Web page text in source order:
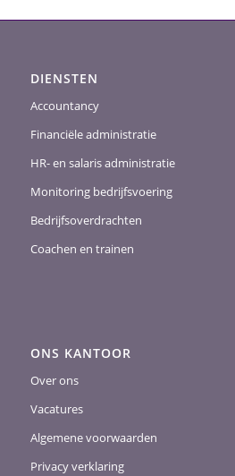
DIENSTEN
Accountancy
Financiële administratie
HR- en salaris administratie
Monitoring bedrijfsvoering
Bedrijfsoverdrachten
Coachen en trainen
ONS KANTOOR
Over ons
Vacatures
Algemene voorwaarden
Privacy verklaring